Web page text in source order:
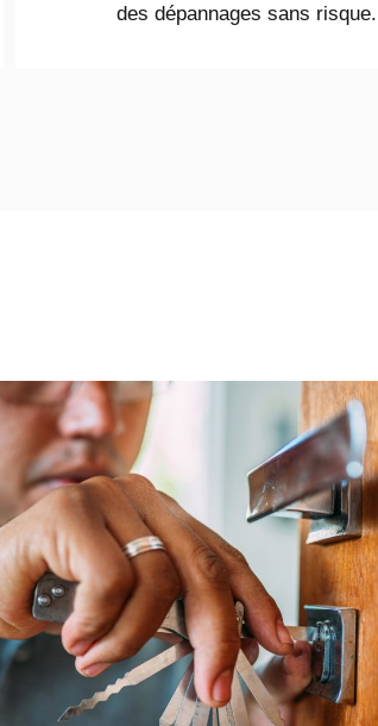
des dépannages sans risque.